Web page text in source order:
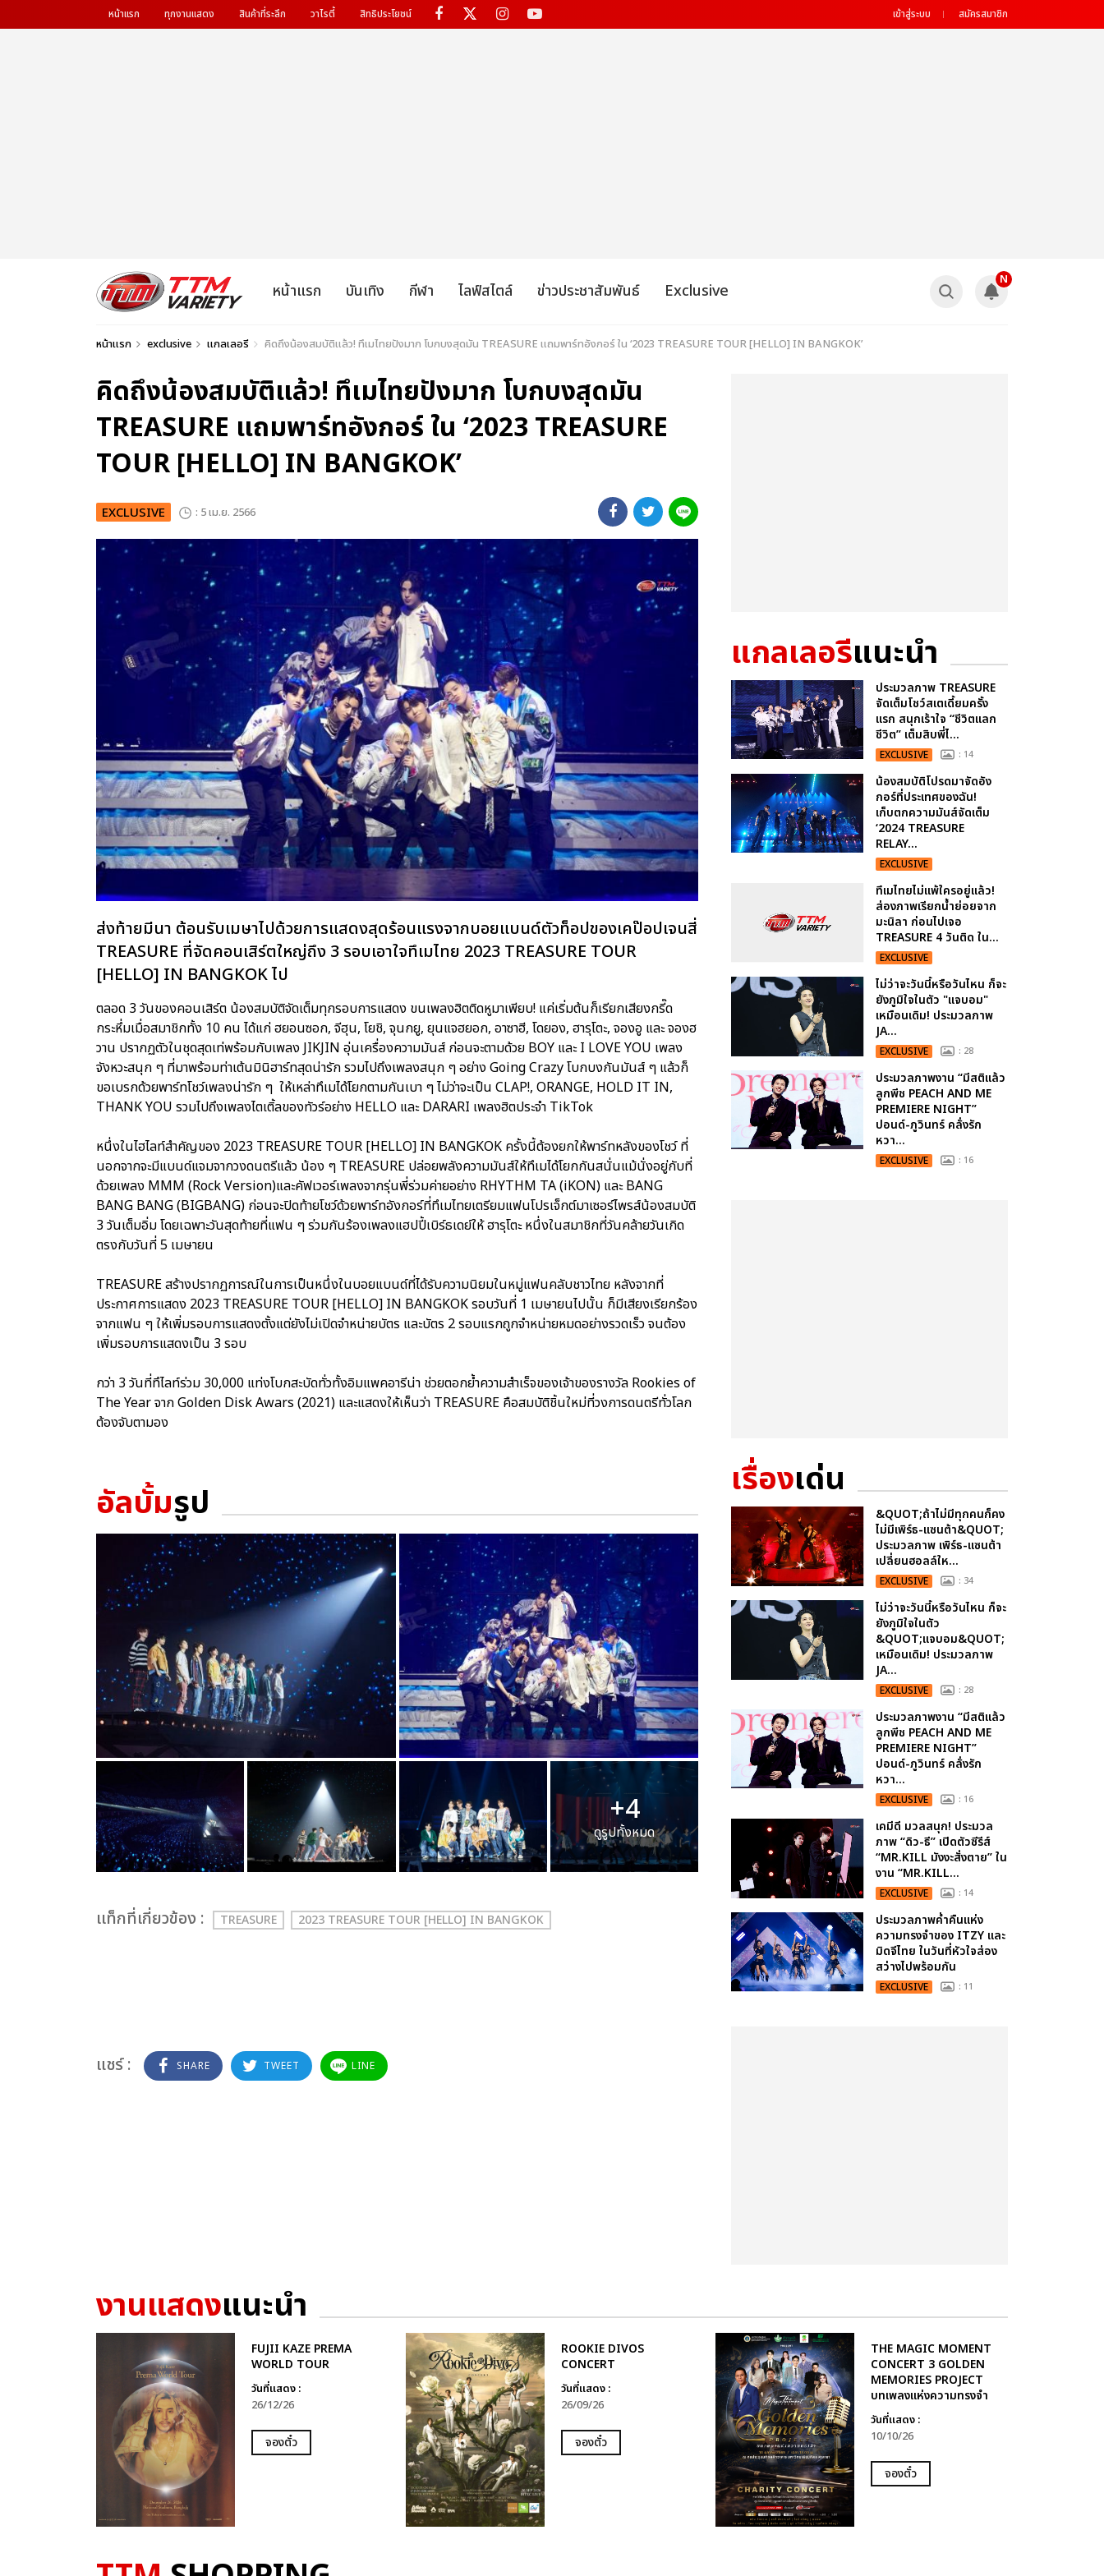
หน้าแรก ทุกงานแสดง สินค้าที่ระลึก วาไรตี้ สิทธิประโยชน์ เข้าสู่ระบบ สมัครสมาชิก
หน้าแรก บันเทิง กีฬา ไลฟ์สไตล์ ข่าวประชาสัมพันธ์ Exclusive
N
หน้าแรก exclusive แกลเลอรี คิดถึงน้องสมบัติแล้ว! ทึเมไทยปังมาก โบกบงสุดมัน TREASURE แถมพาร์ทอังกอร์ ใน ‘2023 TREASURE TOUR [HELLO] IN BANGKOK’
คิดถึงน้องสมบัติแล้ว! ทึเมไทยปังมาก โบกบงสุดมัน
TREASURE แถมพาร์ทอังกอร์ ใน ‘2023 TREASURE
TOUR [HELLO] IN BANGKOK’
EXCLUSIVE : 5 เม.ย. 2566
ส่งท้ายมีนา ต้อนรับเมษาไปด้วยการแสดงสุดร้อนแรงจากบอยแบนด์ตัวท็อปของเคป๊อปเจนสี่
TREASURE ที่จัดคอนเสิร์ตใหญ่ถึง 3 รอบเอาใจทึเมไทย 2023 TREASURE TOUR
[HELLO] IN BANGKOK ไป
ตลอด 3 วันของคอนเสิร์ต น้องสมบัติจัดเต็มทุกรอบการแสดง ขนเพลงฮิตติดหูมาเพียบ! แค่เริ่มต้นก็เรียกเสียงกรี๊ด
กระหึ่มเมื่อสมาชิกทั้ง 10 คน ได้แก่ ฮยอนซอก, จีฮุน, โยชิ, จุนกยู, ยุนแจฮยอก, อาซาฮี, โดยอง, ฮารุโตะ, จองอู และ จองฮ
วาน ปรากฏตัวในชุดสุดเท่พร้อมกับเพลง JIKJIN อุ่นเครื่องความมันส์ ก่อนจะตามด้วย BOY และ I LOVE YOU เพลง
จังหวะสนุก ๆ ที่มาพร้อมท่าเต้นมินิฮาร์ทสุดน่ารัก รวมไปถึงเพลงสนุก ๆ อย่าง Going Crazy โบกบงกันมันส์ ๆ แล้วก็
ขอเบรกด้วยพาร์ทโชว์เพลงน่ารัก ๆ ให้เหล่าทึเมได้โยกตามกันเบา ๆ ไม่ว่าจะเป็น CLAP!, ORANGE, HOLD IT IN,
THANK YOU รวมไปถึงเพลงไตเติ้ลของทัวร์อย่าง HELLO และ DARARI เพลงฮิตประจำ TikTok
หนึ่งในไฮไลท์สำคัญของ 2023 TREASURE TOUR [HELLO] IN BANGKOK ครั้งนี้ต้องยกให้พาร์ทหลังของโชว์ ที่
นอกจากจะมีแบนด์แจมจากวงดนตรีแล้ว น้อง ๆ TREASURE ปล่อยพลังความมันส์ให้ทึเมได้โยกกันสนั่นแม้นั่งอยู่กับที่
ด้วยเพลง MMM (Rock Version)และคัฟเวอร์เพลงจากรุ่นพี่ร่วมค่ายอย่าง RHYTHM TA (iKON) และ BANG
BANG BANG (BIGBANG) ก่อนจะปิดท้ายโชว์ด้วยพาร์ทอังกอร์ที่ทึเมไทยเตรียมแฟนโปรเจ็กต์มาเซอร์ไพรส์น้องสมบัติ
3 วันเต็มอิ่ม โดยเฉพาะวันสุดท้ายที่แฟน ๆ ร่วมกันร้องเพลงแฮปปี้เบิร์ธเดย์ให้ ฮารุโตะ หนึ่งในสมาชิกที่วันคล้ายวันเกิด
ตรงกับวันที่ 5 เมษายน
TREASURE สร้างปรากฏการณ์ในการเป็นหนึ่งในบอยแบนด์ที่ได้รับความนิยมในหมู่แฟนคลับชาวไทย หลังจากที่
ประกาศการแสดง 2023 TREASURE TOUR [HELLO] IN BANGKOK รอบวันที่ 1 เมษายนไปนั้น ก็มีเสียงเรียกร้อง
จากแฟน ๆ ให้เพิ่มรอบการแสดงตั้งแต่ยังไม่เปิดจำหน่ายบัตร และบัตร 2 รอบแรกถูกจำหน่ายหมดอย่างรวดเร็ว จนต้อง
เพิ่มรอบการแสดงเป็น 3 รอบ
กว่า 3 วันที่ทึไลท์ร่วม 30,000 แท่งโบกสะบัดทั่วทั้งอิมแพคอารีน่า ช่วยตอกย้ำความสำเร็จของเจ้าของรางวัล Rookies of
The Year จาก Golden Disk Awars (2021) และแสดงให้เห็นว่า TREASURE คือสมบัติชิ้นใหม่ที่วงการดนตรีทั่วโลก
ต้องจับตามอง
อัลบั้มรูป
+4
ดูรูปทั้งหมด
เเท็กที่เกี่ยวข้อง : TREASURE 2023 TREASURE TOUR [HELLO] IN BANGKOK
แชร์ : SHARE TWEET LINE
แกลเลอรีแนะนำ
ประมวลภาพ TREASURE
จัดเต็มโชว์สเตเดี้ยมครั้ง
แรก สนุกเร้าใจ “ชีวิตแลก
ชีวิต” เต็มสิบพี่ไ...
EXCLUSIVE : 14
น้องสมบัติโปรดมาจัดอัง
กอร์ที่ประเทศของฉัน!
เก็บตกความมันส์จัดเต็ม
‘2024 TREASURE
RELAY...
EXCLUSIVE
ทึเมไทยไม่แพ้ใครอยู่แล้ว!
ส่องภาพเรียกน้ำย่อยจาก
มะนิลา ก่อนไปเจอ
TREASURE 4 วันติด ใน...
EXCLUSIVE
ไม่ว่าจะวันนี้หรือวันไหน ก็จะ
ยังภูมิใจในตัว "แจบอม"
เหมือนเดิม! ประมวลภาพ
JA...
EXCLUSIVE : 28
ประมวลภาพงาน “มีสติแล้ว
ลูกพีช PEACH AND ME
PREMIERE NIGHT”
ปอนด์-ภูวินทร์ คลั่งรัก
หวา...
EXCLUSIVE : 16
เรื่องเด่น
&QUOT;ถ้าไม่มีทุกคนก็คง
ไม่มีเพิร์ธ-แซนต้า&QUOT;
ประมวลภาพ เพิร์ธ-แซนต้า
เปลี่ยนฮอลล์ให...
EXCLUSIVE : 34
ไม่ว่าจะวันนี้หรือวันไหน ก็จะ
ยังภูมิใจในตัว
&QUOT;แจบอม&QUOT;
เหมือนเดิม! ประมวลภาพ
JA...
EXCLUSIVE : 28
ประมวลภาพงาน “มีสติแล้ว
ลูกพีช PEACH AND ME
PREMIERE NIGHT”
ปอนด์-ภูวินทร์ คลั่งรัก
หวา...
EXCLUSIVE : 16
เคมีดี มวลสนุก! ประมวล
ภาพ “ดิว-ธี” เปิดตัวซีรีส์
“MR.KILL มังงะสั่งตาย” ใน
งาน “MR.KILL...
EXCLUSIVE : 14
ประมวลภาพค่ำคืนแห่ง
ความทรงจำของ ITZY และ
มิดจีไทย ในวันที่หัวใจส่อง
สว่างไปพร้อมกัน
EXCLUSIVE : 11
งานแสดงแนะนำ
FUJII KAZE PREMA
WORLD TOUR
วันที่แสดง :
26/12/26
จองตั๋ว
ROOKIE DIVOS
CONCERT
วันที่แสดง :
26/09/26
จองตั๋ว
THE MAGIC MOMENT
CONCERT 3 GOLDEN
MEMORIES PROJECT
บทเพลงแห่งความทรงจำ
วันที่แสดง :
10/10/26
จองตั๋ว